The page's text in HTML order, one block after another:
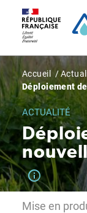
contenu
Fil
d'Ariane
Accueil
Déploiement
ACTUALITÉ
Mise en
Panneau de